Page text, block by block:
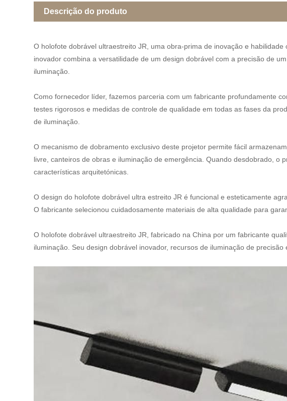
Descrição do produto
O holofote dobrável ultraestreito JR, uma obra-prima de inovação e
inovador combina a versatilidade de um design dobrável com a precisão de
iluminação.
Como fornecedor líder, fazemos parceria com um fabricante profundamente
testes rigorosos e medidas de controle de qualidade em todas as fases da
de iluminação.
O mecanismo de dobramento exclusivo deste projetor permite fácil
livre, canteiros de obras e iluminação de emergência. Quando desdobrado,
características arquitetónicas.
O design do holofote dobrável ultra estreito JR é funcional e esteticamente
O fabricante selecionou cuidadosamente materiais de alta qualidade para
O holofote dobrável ultraestreito JR, fabricado na China por um fabricante
iluminação. Seu design dobrável inovador, recursos de iluminação de